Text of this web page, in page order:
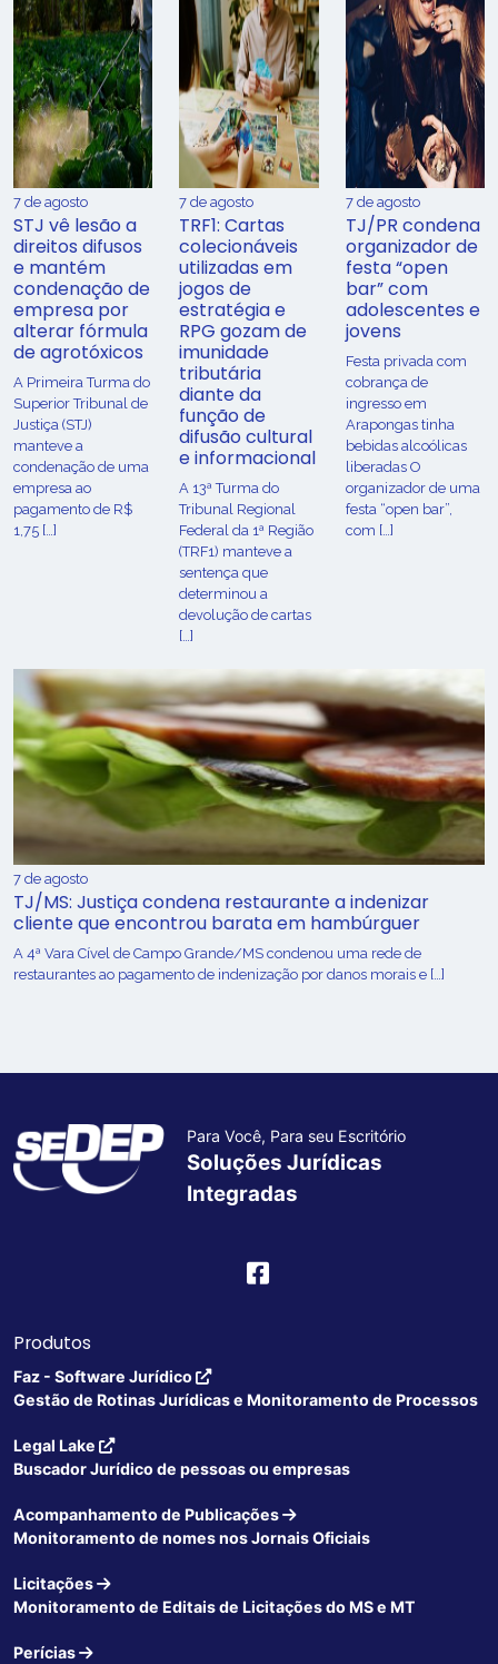
7 de agosto
STJ vê lesão a
direitos difusos
e mantém
condenação de
empresa por
alterar fórmula
de agrotóxicos
​A Primeira Turma do
Superior Tribunal de
Justiça (STJ)
manteve a
condenação de uma
empresa ao
pagamento de R$
1,75 […]
7 de agosto
TRF1: Cartas
colecionáveis
utilizadas em
jogos de
estratégia e
RPG gozam de
imunidade
tributária
diante da
função de
difusão cultural
e informacional
A 13ª Turma do
Tribunal Regional
Federal da 1ª Região
(TRF1) manteve a
sentença que
determinou a
devolução de cartas
[…]
7 de agosto
TJ/PR condena
organizador de
festa “open
bar” com
adolescentes e
jovens
Festa privada com
cobrança de
ingresso em
Arapongas tinha
bebidas alcoólicas
liberadas O
organizador de uma
festa “open bar”,
com […]
7 de agosto
TJ/MS: Justiça condena restaurante a indenizar
cliente que encontrou barata em hambúrguer
A 4ª Vara Cível de Campo Grande/MS condenou uma rede de
restaurantes ao pagamento de indenização por danos morais e […]
Para Você, Para seu Escritório
Soluções Jurídicas
Integradas
Produtos
Faz - Software Jurídico
Gestão de Rotinas Jurídicas e Monitoramento de Processos
Legal Lake
Buscador Jurídico de pessoas ou empresas
Acompanhamento de Publicações
Monitoramento de nomes nos Jornais Oficiais
Licitações
Monitoramento de Editais de Licitações do MS e MT
Perícias